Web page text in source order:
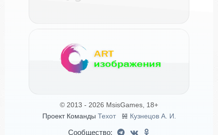
© 2013 - 2026 MsisGames, 18+
Проект Команды Техот 𝌴 Кузнецов А. И.
Сообщество: